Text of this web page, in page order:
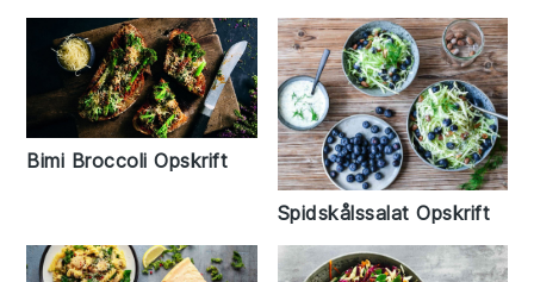
Bimi Broccoli Opskrift
Spidskålssalat Opskrift